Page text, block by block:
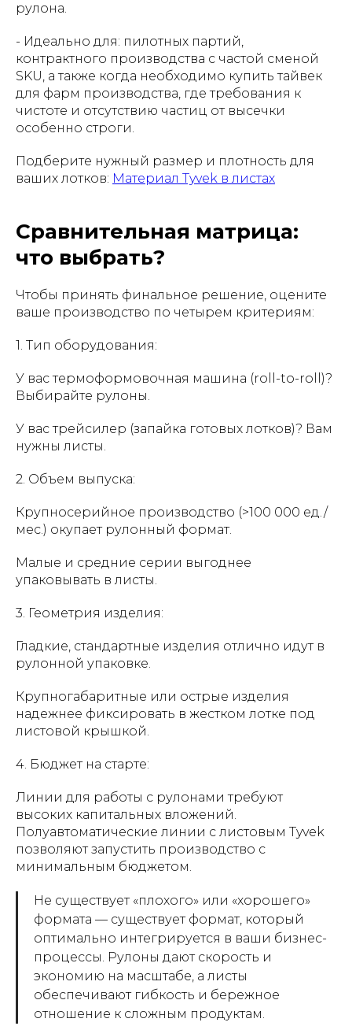
рулона.
- Идеально для: пилотных партий,
контрактного производства с частой сменой
SKU, а также когда необходимо купить тайвек
для фарм производства, где требования к
чистоте и отсутствию частиц от высечки
особенно строги.
Подберите нужный размер и плотность для
ваших лотков: Материал Tyvek в листах
Сравнительная матрица:
что выбрать?
Чтобы принять финальное решение, оцените
ваше производство по четырем критериям:
1. Тип оборудования:
У вас термоформовочная машина (roll-to-roll)?
Выбирайте рулоны.
У вас трейсилер (запайка готовых лотков)? Вам
нужны листы.
2. Объем выпуска:
Крупносерийное производство (>100 000 ед./
мес.) окупает рулонный формат.
Малые и средние серии выгоднее
упаковывать в листы.
3. Геометрия изделия:
Гладкие, стандартные изделия отлично идут в
рулонной упаковке.
Крупногабаритные или острые изделия
надежнее фиксировать в жестком лотке под
листовой крышкой.
4. Бюджет на старте:
Линии для работы с рулонами требуют
высоких капитальных вложений.
Полуавтоматические линии с листовым Tyvek
позволяют запустить производство с
минимальным бюджетом.
Не существует «плохого» или «хорошего»
формата — существует формат, который
оптимально интегрируется в ваши бизнес-
процессы. Рулоны дают скорость и
экономию на масштабе, а листы
обеспечивают гибкость и бережное
отношение к сложным продуктам.